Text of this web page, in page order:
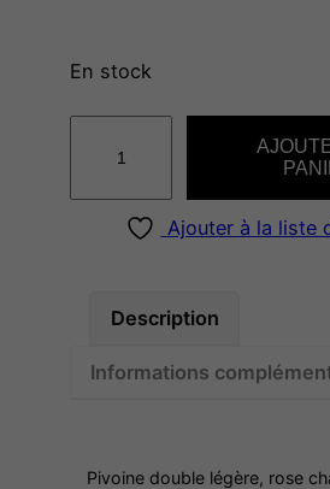
En stock
Ajouter à la liste
Description
Informations
Pivoine double légère, rose